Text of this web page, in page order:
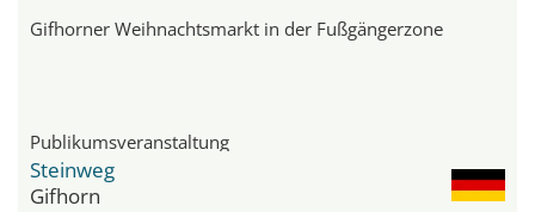
Gifhorner Weihnachtsmarkt in der Fußgängerzone
Publikumsveranstaltung
Steinweg
Gifhorn